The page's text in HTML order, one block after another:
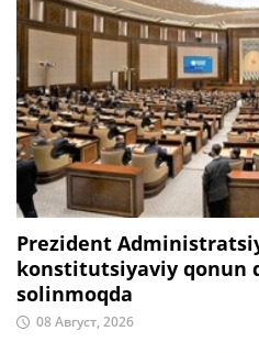
Prezident
konstitutsiyaviy qonun
solinmoqda
08 Август, 2026